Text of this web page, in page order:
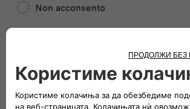
Non acconsento
Invia